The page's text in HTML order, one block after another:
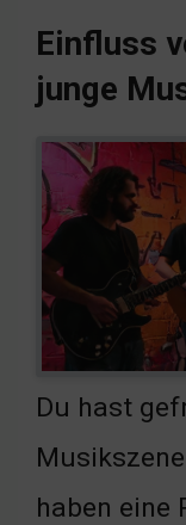
Einfluss
junge
Du hast
haben eine